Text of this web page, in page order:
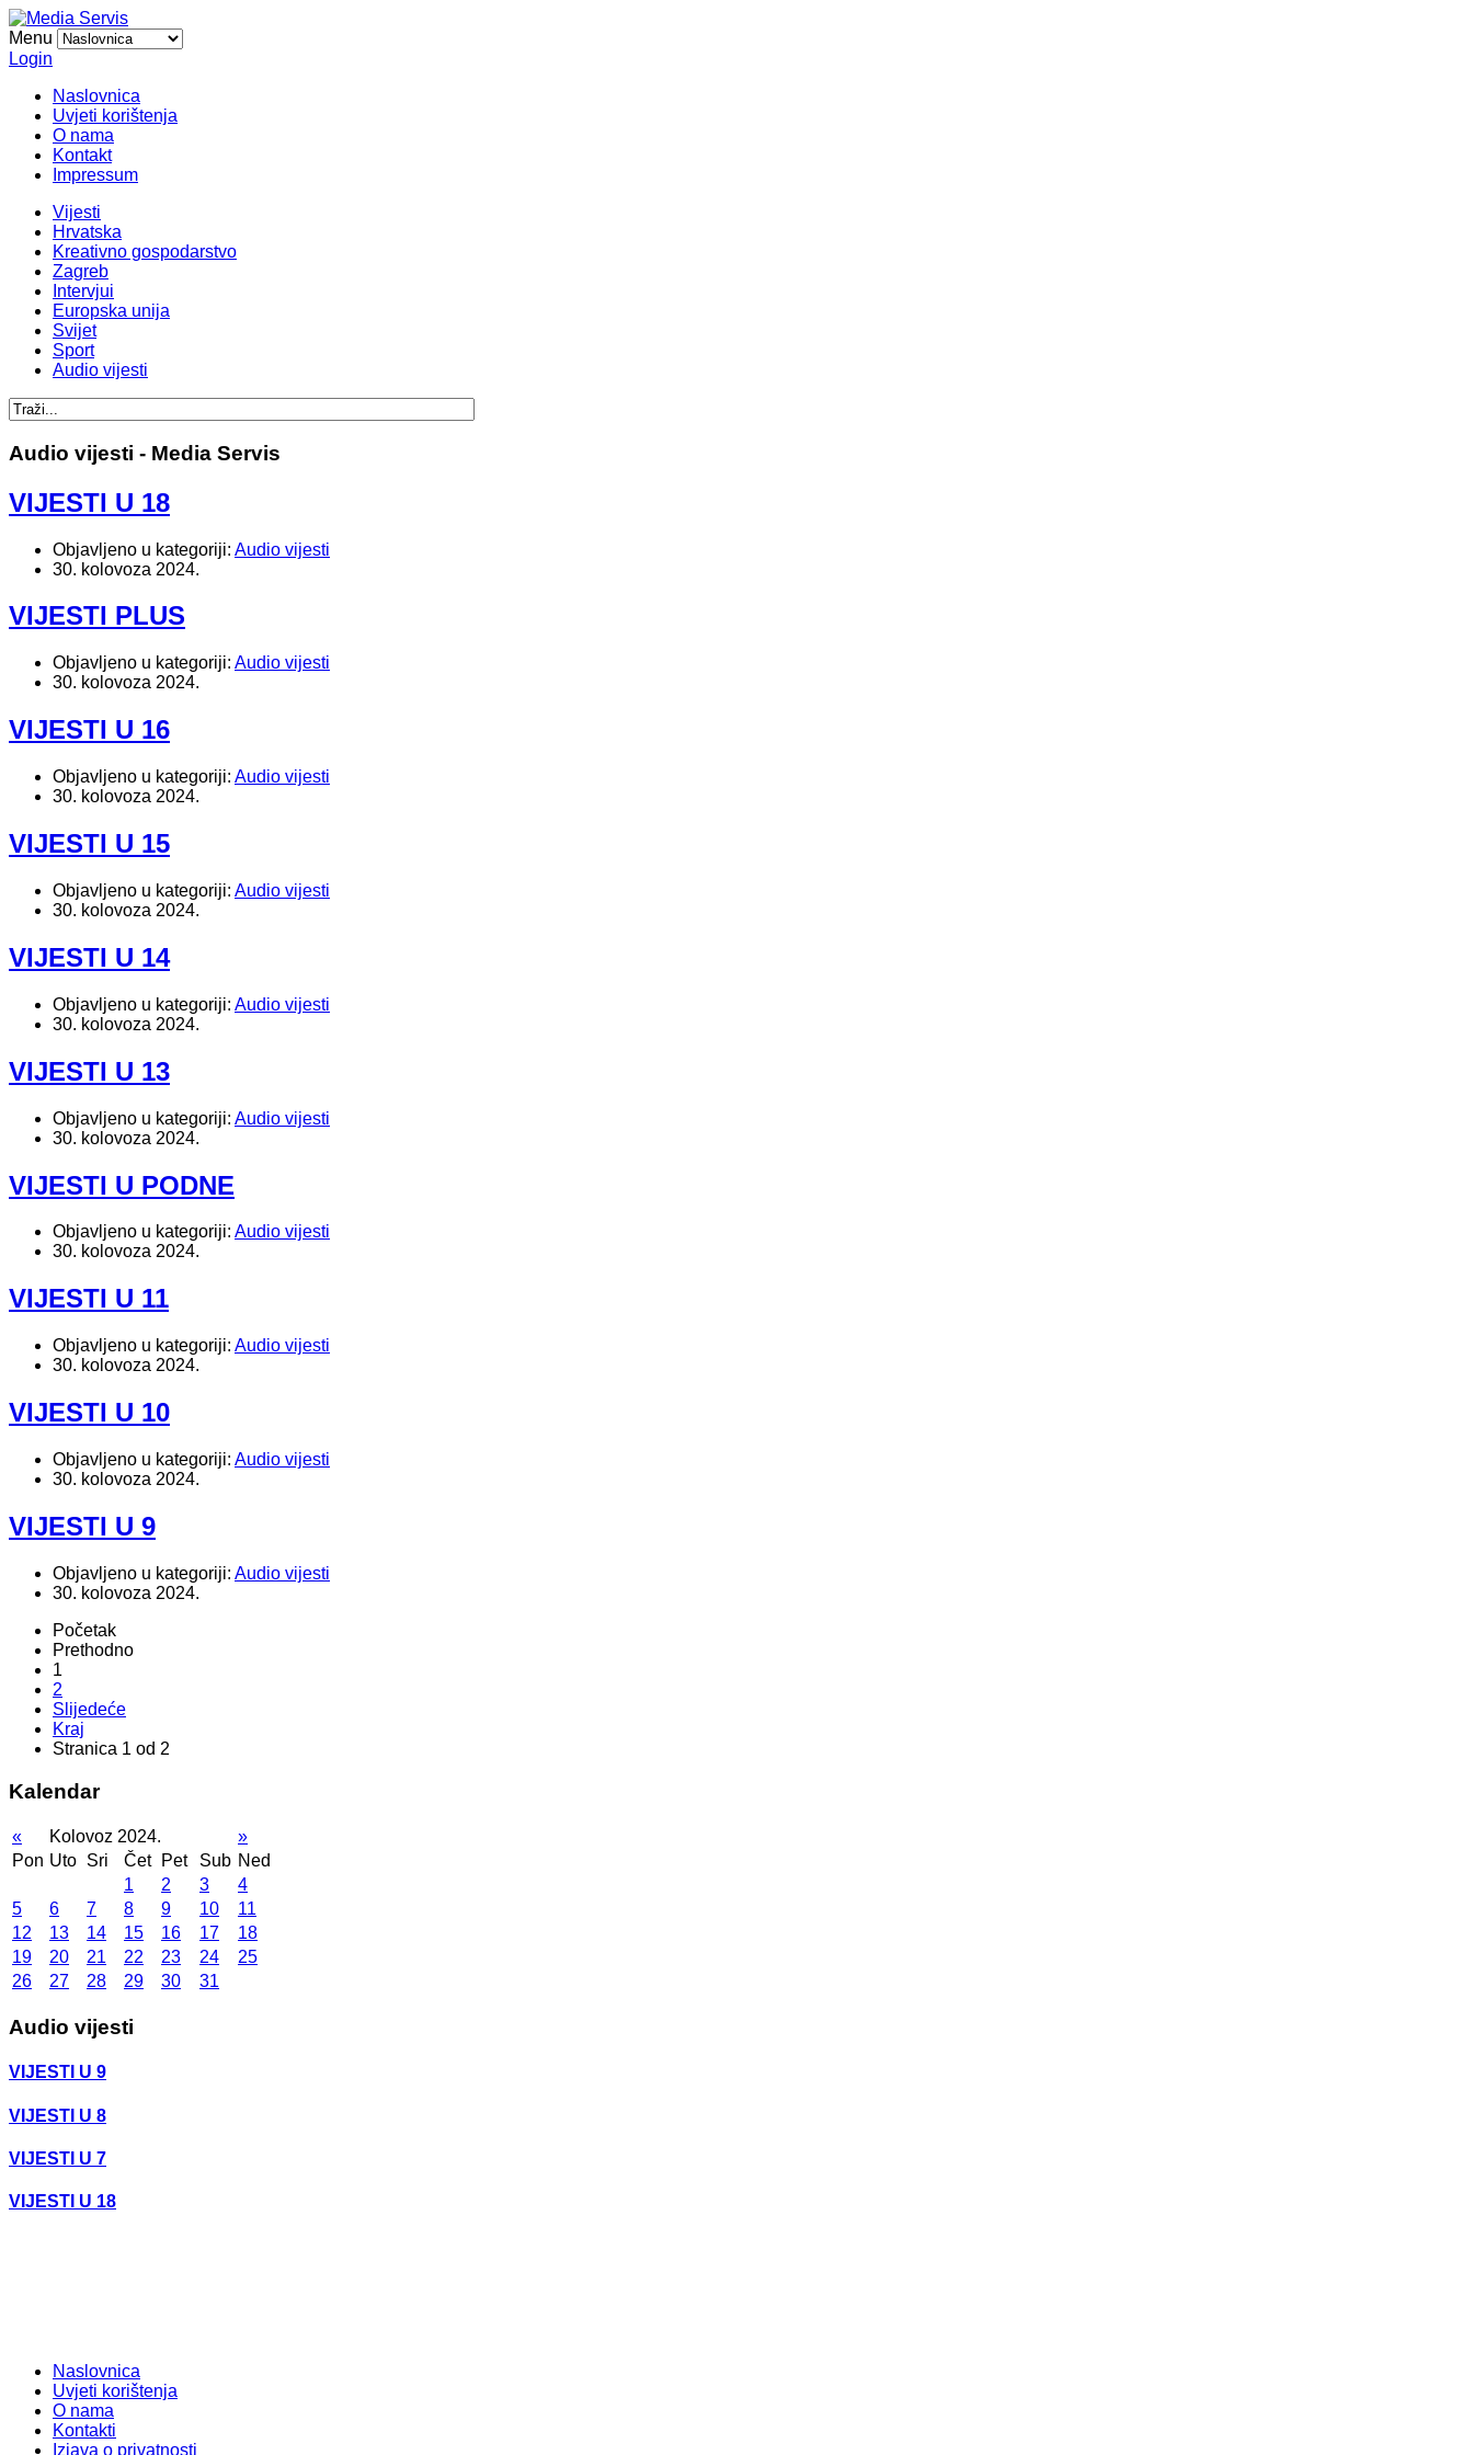
Menu
Login
Naslovnica
Uvjeti korištenja
O nama
Kontakt
Impressum
Vijesti
Hrvatska
Kreativno gospodarstvo
Zagreb
Intervjui
Europska unija
Svijet
Sport
Audio vijesti
Audio vijesti - Media Servis
VIJESTI U 18
Objavljeno u kategoriji: Audio vijesti
30. kolovoza 2024.
VIJESTI PLUS
Objavljeno u kategoriji: Audio vijesti
30. kolovoza 2024.
VIJESTI U 16
Objavljeno u kategoriji: Audio vijesti
30. kolovoza 2024.
VIJESTI U 15
Objavljeno u kategoriji: Audio vijesti
30. kolovoza 2024.
VIJESTI U 14
Objavljeno u kategoriji: Audio vijesti
30. kolovoza 2024.
VIJESTI U 13
Objavljeno u kategoriji: Audio vijesti
30. kolovoza 2024.
VIJESTI U PODNE
Objavljeno u kategoriji: Audio vijesti
30. kolovoza 2024.
VIJESTI U 11
Objavljeno u kategoriji: Audio vijesti
30. kolovoza 2024.
VIJESTI U 10
Objavljeno u kategoriji: Audio vijesti
30. kolovoza 2024.
VIJESTI U 9
Objavljeno u kategoriji: Audio vijesti
30. kolovoza 2024.
Početak
Prethodno
1
2
Slijedeće
Kraj
Stranica 1 od 2
Kalendar
« Kolovoz 2024.
»
Pon Uto Sri Čet Pet Sub Ned
1
2 3
4
5
6 7 8 9 10
11
12
13 14 15 16 17
18
19
20 21 22 23 24
25
26
27 28 29 30 31
Audio vijesti
VIJESTI U 9
VIJESTI U 8
VIJESTI U 7
VIJESTI U 18
Naslovnica
Uvjeti korištenja
O nama
Kontakti
Izjava o privatnosti